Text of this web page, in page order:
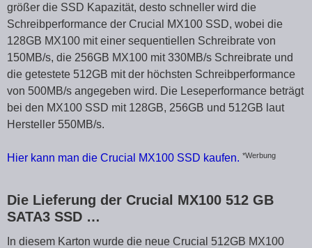
größer die SSD Kapazität, desto schneller wird die
Schreibperformance der Crucial MX100 SSD, wobei die
128GB MX100 mit einer sequentiellen Schreibrate von
150MB/s, die 256GB MX100 mit 330MB/s Schreibrate und
die getestete 512GB mit der höchsten Schreibperformance
von 500MB/s angegeben wird. Die Leseperformance beträgt
bei den MX100 SSD mit 128GB, 256GB und 512GB laut
Hersteller 550MB/s.
Hier kann man die Crucial MX100 SSD kaufen. *Werbung
Die Lieferung der Crucial MX100 512 GB
SATA3 SSD …
In diesem Karton wurde die neue Crucial 512GB MX100